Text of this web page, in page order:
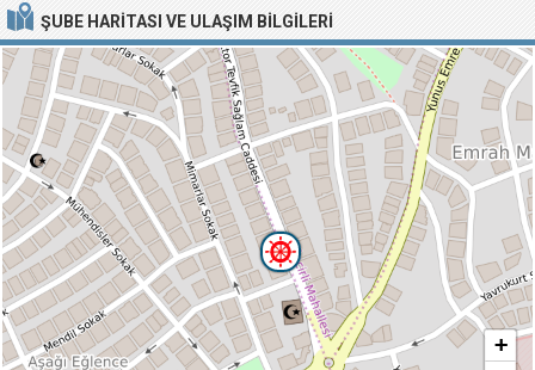
ŞUBE HARITASI VE ULAŞIM BILGILERI
+